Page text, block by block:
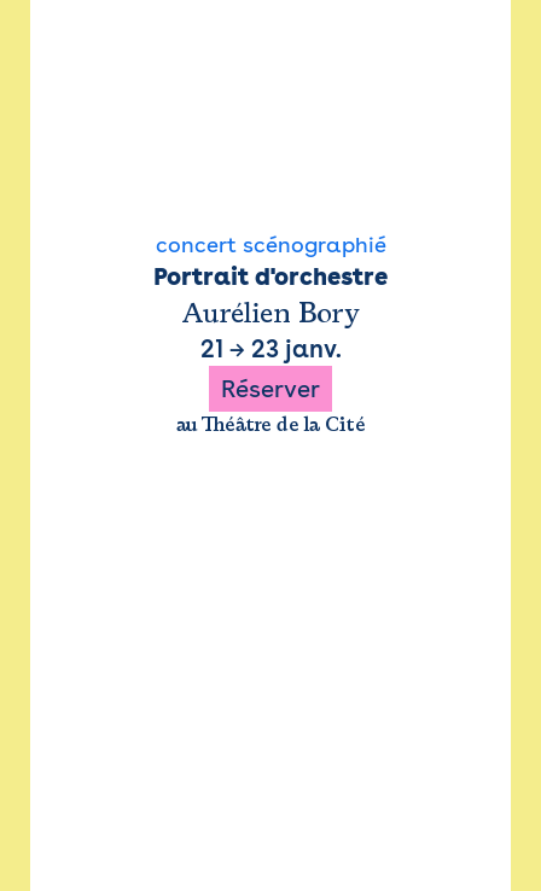
concert scénographié
Portrait d'orchestre
Aurélien Bory
21 → 23 janv.
Réserver
au Théâtre de la Cité